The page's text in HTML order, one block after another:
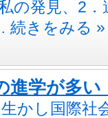
の発見、2
続きをみる »
進学が多い
生かし国際